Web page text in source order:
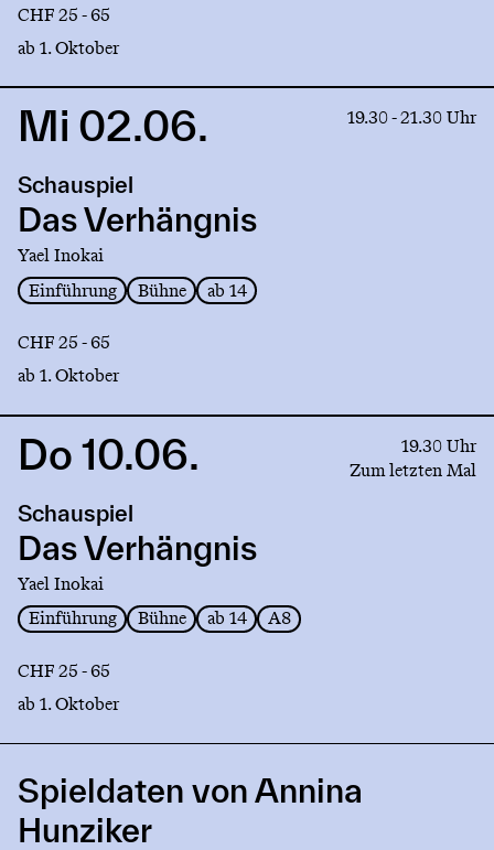
CHF 25 - 65
ab 1. Oktober
Link
Das
Verhängnis
Mi 02.06. 19.30 - 21.30 Uhr
Schauspiel
Das Verhängnis
Yael Inokai
Einführung
Bühne ab 14
CHF 25 - 65
ab 1. Oktober
Link
Das
Verhängnis
Do 10.06.
19.30 Uhr
Zum letzten Mal
Schauspiel
Das Verhängnis
Yael Inokai
Einführung
Bühne ab 14 A8
CHF 25 - 65
ab 1. Oktober
Spieldaten von Annina
Hunziker